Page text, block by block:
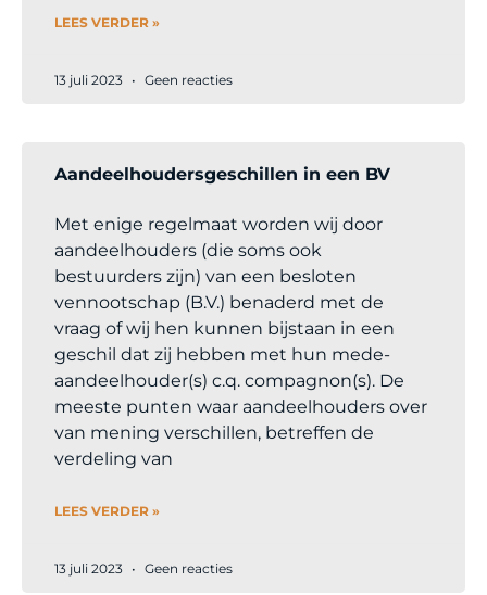
LEES VERDER »
13 juli 2023 Geen reacties
Aandeelhoudersgeschillen in een BV
Met enige regelmaat worden wij door
aandeelhouders (die soms ook
bestuurders zijn) van een besloten
vennootschap (B.V.) benaderd met de
vraag of wij hen kunnen bijstaan in een
geschil dat zij hebben met hun mede-
aandeelhouder(s) c.q. compagnon(s). De
meeste punten waar aandeelhouders over
van mening verschillen, betreffen de
verdeling van
LEES VERDER »
13 juli 2023 Geen reacties